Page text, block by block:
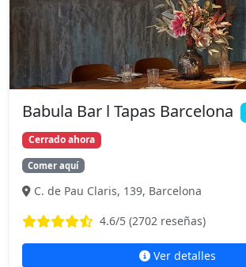
Babula Bar l Tapas Barcelona
Cerrado ahora
Comer aquí
C. de Pau Claris, 139, Barcelona
4.6/5 (2702 reseñas)
Ver detalles